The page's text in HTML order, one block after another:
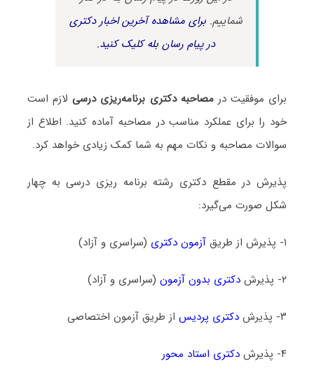
شماییم.برای مشاهده آخرین اخبار دکتری
در پیام رسان بله کلیک کنید.
برای موفقیت درمصاحبه دکتری برنامه‌ریزی درسیلازم است
خود را برای عملکرد مناسب در مصاحبه آماده کنید. اطلاع از
سوالات مصاحبه و نکات مهم به شما کمک زیادی خواهد کرد.
پذیرش در مقطع دکتری رشته برنامه ‌ریزی درسی به چهار
شکل صورت می‌گیرد:
۱- پذیرش از طریق آزمون دکتری (سراسری و آزاد)
۲- پذیرش دکتری بدون آزمون(سراسری و آزاد)
۳- پذیرش دکتری پردیساز طریق آزمون اختصاصی
۴- پذیرش دکتری استاد محور